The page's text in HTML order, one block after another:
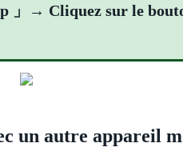
」→ Cliquez sur le
un autre appareil